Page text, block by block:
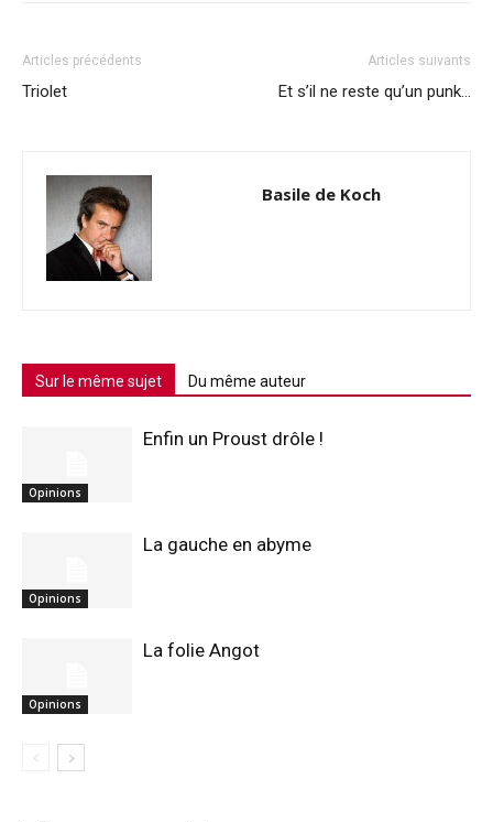
Articles précédents
Triolet
Articles suivants
Et s’il ne reste qu’un punk…
Basile de Koch
Sur le même sujet Du même auteur
Opinions
Enfin un Proust drôle !
Opinions
La gauche en abyme
Opinions
La folie Angot